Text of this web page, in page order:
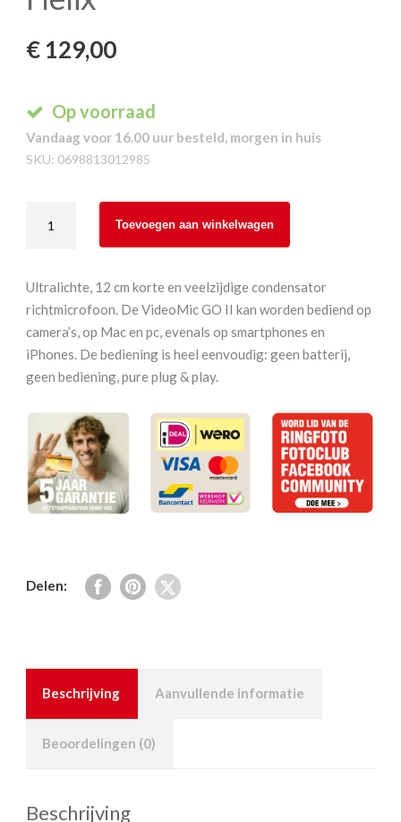
€ 129,00
Op voorraad
Vandaag voor 16.00 uur besteld, morgen in huis
SKU: 0698813012985
Videomic
II
Helix
Toevoegen aan winkelwagen
Ultralichte, 12 cm korte en veelzijdige condensator
richtmicrofoon. De VideoMic GO II kan worden bediend op
camera’s, op Mac en pc, evenals op smartphones en
iPhones. De bediening is heel eenvoudig: geen batterij,
geen bediening, pure plug & play.
Delen:
Beschrijving Aanvullende informatie
Beoordelingen (0)
Beschrijving